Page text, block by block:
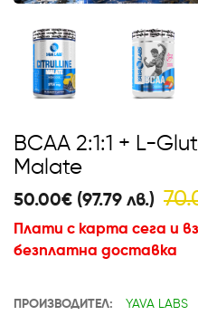
BCAA 2:1:1 + L-
Malate
50.00€ (97.79 лв.)
Плати с карта сега и
безплатна доставка
ПРОИЗВОДИТЕЛ: YAVA LABS